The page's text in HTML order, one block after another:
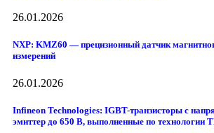
26.01.2026
NXP: KMZ60 — прецизионный датчик
измерений
26.01.2026
Infineon Technologies: IGBT-транзисторы с
эмиттер до 650 В, выполненные по технологии